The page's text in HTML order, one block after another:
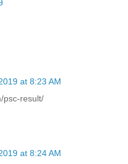
at 8:23 AM
psc-result/
at 8:24 AM